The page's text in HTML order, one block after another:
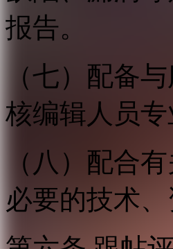
报告。
（七）配备
核编辑人员专
（八）配合
必要的技术